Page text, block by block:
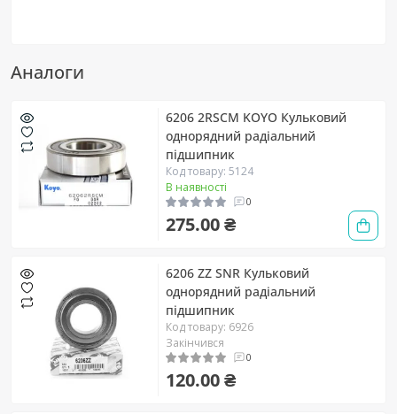
Аналоги
6206 2RSCM KOYO Кульковий
однорядний радіальний
підшипник
Код товару: 5124
В наявності
0
275.00 ₴
6206 ZZ SNR Кульковий
однорядний радіальний
підшипник
Код товару: 6926
Закінчився
0
120.00 ₴